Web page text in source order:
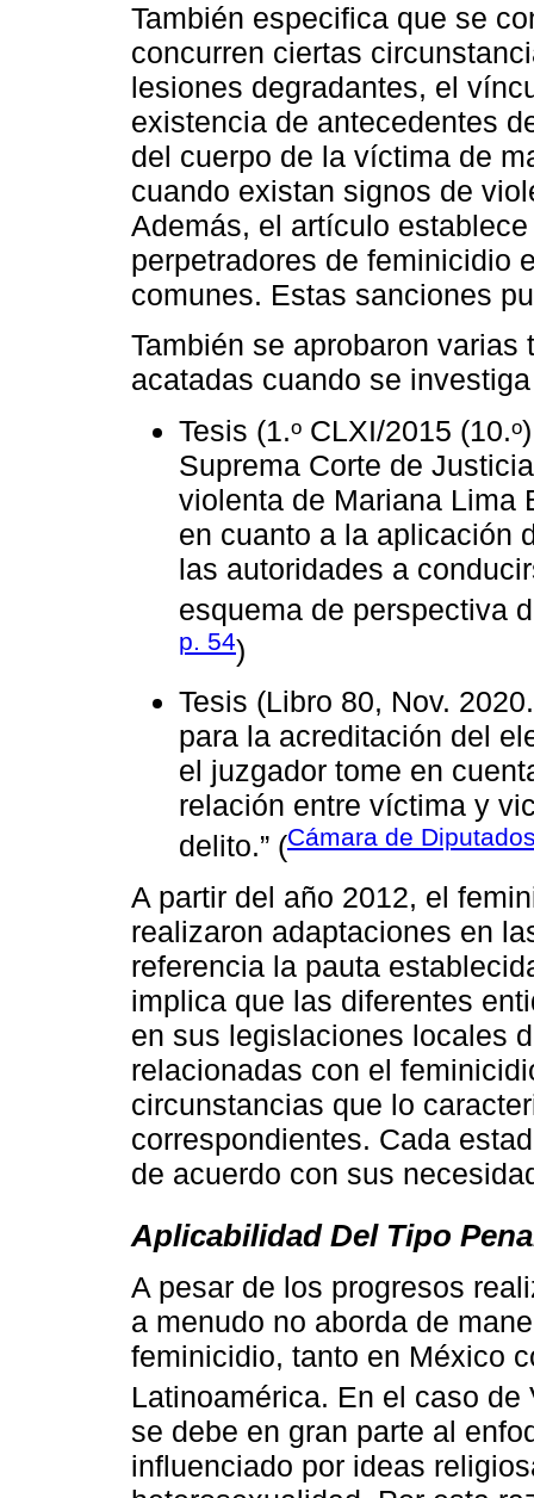
También especifica que se
concurren ciertas
lesiones degradantes, el
existencia de antecedentes
del cuerpo de la víctima de
cuando existan signos de
Además, el artículo
perpetradores de feminicidio
comunes. Estas sanciones
También se aprobaron
acatadas cuando se
Tesis (1.ᵒ CLXI/2015
Suprema Corte de
violenta de Mariana Lima
en cuanto a la aplicación
las autoridades a
esquema de perspectiva
p. 54)
Tesis (Libro 80, Nov.
para la acreditación del
el juzgador tome en
relación entre víctima y
delito.” (Cámara de
A partir del año 2012, el
realizaron adaptaciones en
referencia la pauta
implica que las diferentes
en sus legislaciones locales
relacionadas con el
circunstancias que lo
correspondientes. Cada
de acuerdo con sus
Aplicabilidad Del Tipo
A pesar de los progresos
a menudo no aborda de
feminicidio, tanto en México
Latinoamérica. En el caso
se debe en gran parte al
influenciado por ideas